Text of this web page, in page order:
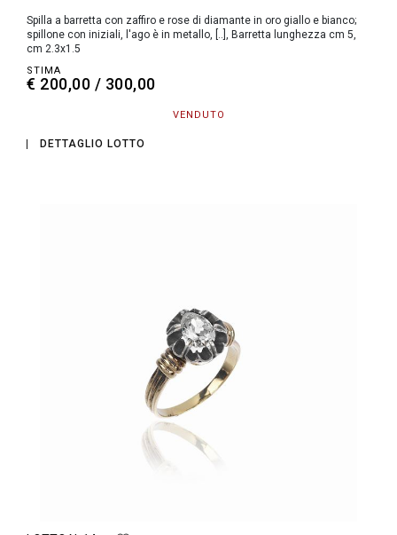
Spilla a barretta con zaffiro e rose di diamante in oro giallo e bianco;
spillone con iniziali, l'ago è in metallo, [..], Barretta lunghezza cm 5,
cm 2.3x1.5
STIMA
€ 200,00 / 300,00
VENDUTO
DETTAGLIO LOTTO